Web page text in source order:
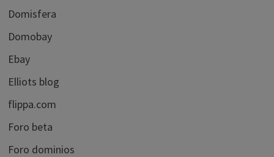
Domisfera
Domobay
Ebay
Elliots blog
flippa.com
Foro beta
Foro dominios